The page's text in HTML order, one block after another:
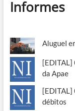
Informes
Aluguel
[EDITAL]
da Apae
[EDITAL]
débitos